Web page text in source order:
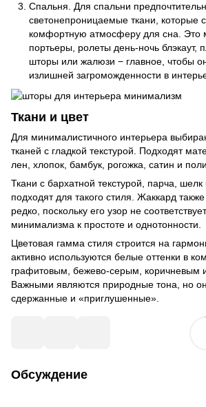
Спальня. Для спальни
светонепроницаемые ткани, которые
комфортную атмосферу для сна. Это
портьеры, ролеты день-ночь блэкаут,
шторы или жалюзи − главное, чтобы
излишней загроможденности в
Ткани и цвет
Для минималистичного интерьера
тканей с гладкой текстурой. Подходят
лен, хлопок, бамбук, рогожка, сатин и
Ткани с бархатной текстурой, парча, шелк
подходят для такого стиля. Жаккард также
редко, поскольку его узор не
минимализма к простоте и однотонности.
Цветовая гамма стиля строится на
активно используются белые оттенки в
графитовым, бежево-серым, коричневым
Важными являются природные тона, но
сдержанные и «приглушенные».
Обсуждение